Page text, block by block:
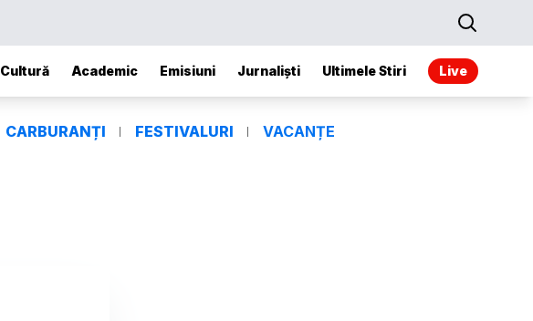
Cultură Academic Emisiuni Jurnaliști Ultimele Stiri Live
CARBURANȚI FESTIVALURI VACANȚE